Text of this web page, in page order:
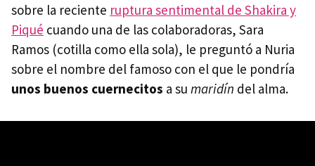
sobre la reciente ruptura sentimental de Shakira y
Piqué cuando una de las colaboradoras, Sara
Ramos (cotilla como ella sola), le preguntó a Nuria
sobre el nombre del famoso con el que le pondría
unos buenos cuernecitos a su maridín del alma.